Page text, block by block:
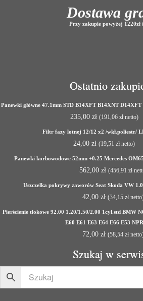
Dostawa
Przy zakupie powyżej 1220zł
Ostatnio
Panewki główne 47.1mm STD B14XFT B14XNT
235,00 zł (191,06 złnetto)
Filtr fazy lotnej 12/12 x2 /wkł.poliestr/
24,00 zł (19,51 zł netto)
Panewki korbowodowe 52mm +0.25 Mercedes
562,00 zł (456,91 zł
Uszczelka pokrywy zaworów Seat Skoda VW
42,00 zł (34,15 zł
Pierścienie tłokowe 92.00 1.20/1.50/2.00 1cyl.std BMW
E60 E61 E63 E64 E66 E53 NPR
72,00 zł (58,54 zł
Szukaj w